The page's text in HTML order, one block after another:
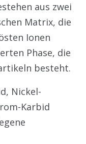
aus zwei
Matrix, die
Ionen
Phase, die
besteht.
Nickel-
Karbid